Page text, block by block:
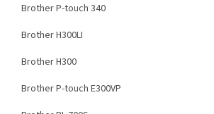
Brother P-touch 340
Brother H300LI
Brother H300
Brother P-touch E300VP